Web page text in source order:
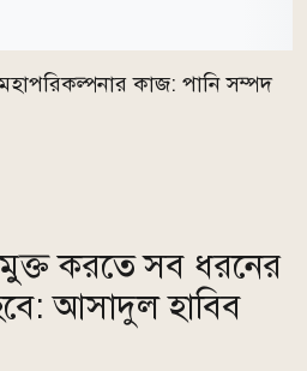
কাজ: পানি সম্পদ
করতে সব ধরনের
আসাদুল হাবিব